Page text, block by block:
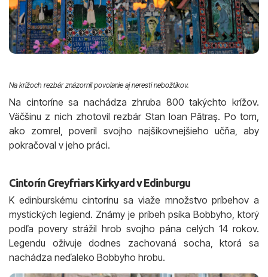
Na krížoch rezbár znázornil povolanie aj neresti nebožtíkov.
Na cintoríne sa nachádza zhruba 800 takýchto krížov.
Väčšinu z nich zhotovil rezbár Stan Ioan Pătraş. Po tom,
ako zomrel, poveril svojho najšikovnejšieho učňa, aby
pokračoval v jeho práci.
Cintorín Greyfriars Kirkyard v Edinburgu
K edinburskému cintorínu sa viaže množstvo príbehov a
mystických legiend. Známy je príbeh psíka Bobbyho, ktorý
podľa povery strážil hrob svojho pána celých 14 rokov.
Legendu oživuje dodnes zachovaná socha, ktorá sa
nachádza neďaleko Bobbyho hrobu.